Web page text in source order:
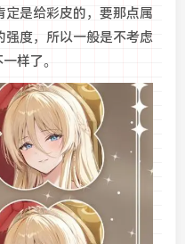
是给彩皮的，要那点属
度，所以一般是不考虑
样了。